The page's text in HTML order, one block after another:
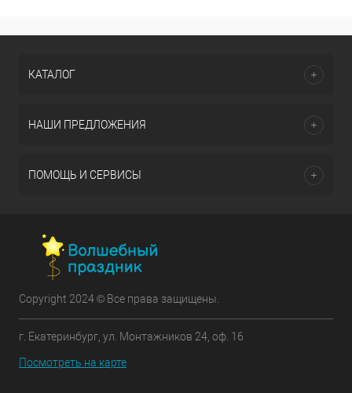
КАТАЛОГ
НАШИ ПРЕДЛОЖЕНИЯ
ПОМОЩЬ И СЕРВИСЫ
Copyright 2024 © Все права защищены.
г. Екатеринбург, ул. Монтажников 24, оф. 16
Посмотреть на карте